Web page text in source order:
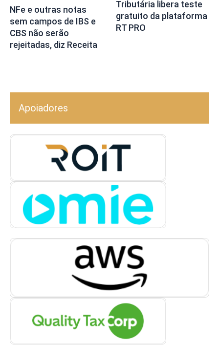
NFe e outras notas
sem campos de IBS e
CBS não serão
rejeitadas, diz Receita
Tributária libera teste
gratuito da plataforma
RT PRO
Apoiadores